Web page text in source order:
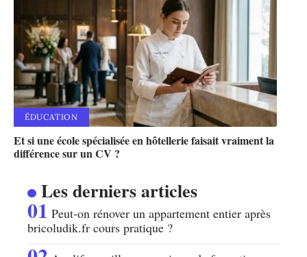
ÉDUCATION
Et si une école spécialisée en hôtellerie faisait vraiment la
différence sur un CV ?
Les derniers articles
Peut-on rénover un appartement entier après
bricoludik.fr cours pratique ?